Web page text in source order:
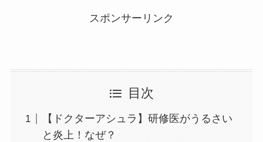
スポンサーリンク
目次
【ドクターアシュラ】研修医がうるさい
と炎上！なぜ？